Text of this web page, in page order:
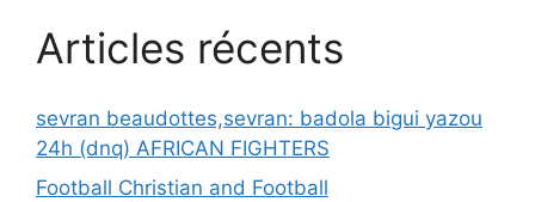
Articles récents
sevran beaudottes,sevran: badola bigui yazou
24h (dnq) AFRICAN FIGHTERS
Football Christian and Football